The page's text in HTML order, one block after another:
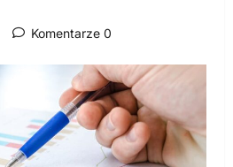
Komentarze 0